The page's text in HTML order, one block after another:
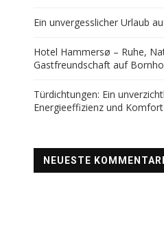
Ein unvergesslicher Urlaub
Hotel Hammersø – Ruhe,
Gastfreundschaft auf
Türdichtungen: Ein
Energieeffizienz und Komfort
NEUESTE